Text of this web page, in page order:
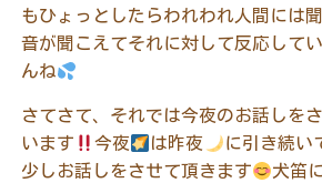
もひょっとしたらわれわれ人間には
音が聞こえてそれに対して反応して
んね
さてさて、それでは今夜のお話しを
います
今夜 は昨夜
に引き続い
少しお話しをさせて頂きます
犬笛